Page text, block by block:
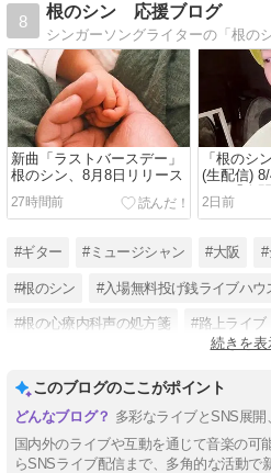
8
根のシン 応援ブログ
新曲「ラストバースデー」
根のシン、8月8日リリース
27時間前
「根のシ
(生配信)
8/29「人
ス」
2日前
#ギター #ミュージシャン #大阪
#根のシン #入場無料投げ銭ライブハウ
#根の心療内科声の処方箋 #路上ライブ
続きを表
このブログのここがポイント
多彩なライブとSNS展
国内外のライブや互動を通じて音楽の可
らSNSライブ配信まで、多角的な活動で